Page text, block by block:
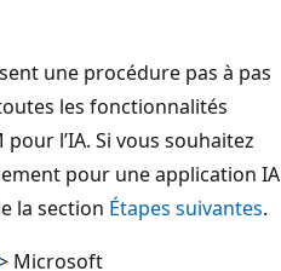
une procédure pas à pas
les fonctionnalités
l’IA. Si vous souhaitez
pour une application IA
la section Étapes suivantes.
Microsoft